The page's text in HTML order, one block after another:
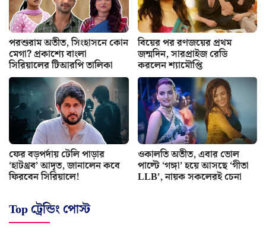
পরশুরাম অতীত, সিংহাসনে কোন
মেগা? প্রকাশ্যে বাংলা
সিরিয়ালের টিআরপি তালিকা
বিয়ের পর রণজয়ের প্রথম
জন্মদিন, সারপ্রাইজ রেডি
করলেন শ্যামৌপ্তি
ফের বড়পর্দায় টেলি পাড়ার
‘হাটথ্রব’ আদৃত, জানালেন কবে
ফিরবেন সিরিয়ালে!
ওকালতি অতীত, এবার ভোল
পাল্টে ‘গঙ্গা’ হয়ে আসছে ‘গীতা
LLB’, নায়ক সকলেরই চেনা
Top ট্রেন্ডিং পোস্ট